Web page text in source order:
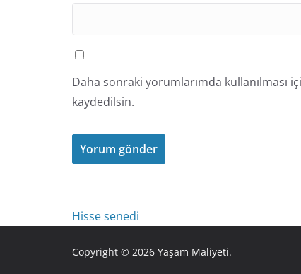
Daha sonraki yorumlarımda kullanılması
kaydedilsin.
Hisse senedi
Copyright © 2026 Yaşam Maliyeti.